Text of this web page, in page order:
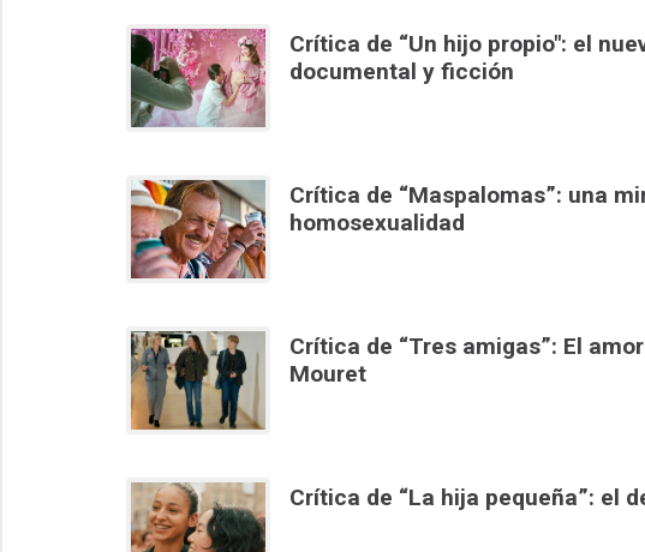
Crítica de “Un hijo propio": el
documental y ficción
Crítica de “Maspalomas”: una
homosexualidad
Crítica de “Tres amigas”: El
Mouret
Crítica de “La hija pequeña”: el